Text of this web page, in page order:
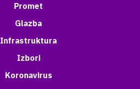
Promet
Glazba
Infrastruktura
Izbori
Koronavirus